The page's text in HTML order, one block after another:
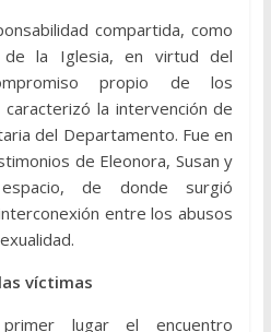
compartida, como
de la Iglesia, en virtud del
propio de los
la intervención de
del Departamento. Fue en
de Eleonora, Susan y
de donde surgió
entre los abusos
víctimas
lugar el encuentro